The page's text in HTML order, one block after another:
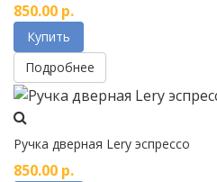
850.00 р.
Купить
Подробнее
Ручка дверная Lery эспрессо
850.00 р.